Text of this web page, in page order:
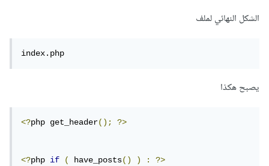
الشكل النهائي لملف
index.php
يصبح هكذا
<?php get_header(); ?>
<?php if ( have_posts() ) :
?>